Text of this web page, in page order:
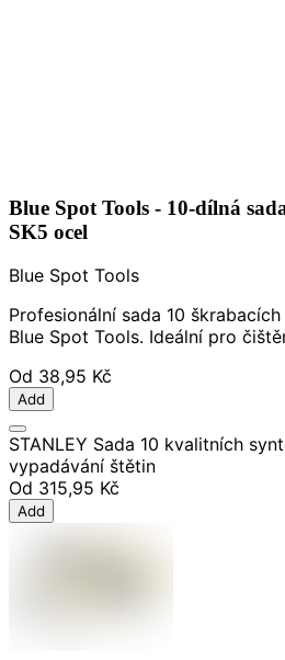
Blue Spot Tools - 10-dílná
SK5 ocel
Blue Spot Tools
Profesionální sada 10
Blue Spot Tools. Ideální pro
Od 38,95 Kč
Add
STANLEY Sada 10 kvalitních
vypadávání štětin
Od 315,95 Kč
Add